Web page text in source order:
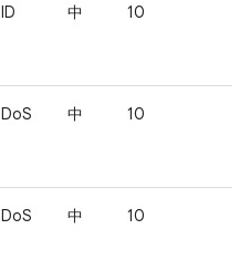
ID 中 10
DoS 中 10
DoS 中 10